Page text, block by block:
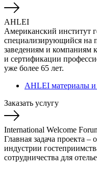
AHLEI
Американский институт
специализирующийся на
заведениям и компаниям
и сертификации
уже более 65 лет.
AHLEI материалы и
Заказать услугу
International Welcome
Главная задача проекта
индустрии
сотрудничества для